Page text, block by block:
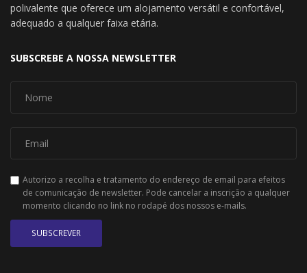
polivalente que oferece um alojamento versátil e confortável,
adequado a qualquer faixa etária.
SUBSCREBE A NOSSA NEWSLETTER
Autorizo a recolha e tratamento do endereço de email para efeitos
de comunicação de newsletter. Pode cancelar a inscrição a qualquer
momento clicando no link no rodapé dos nossos e-mails.
SUBSCREVER